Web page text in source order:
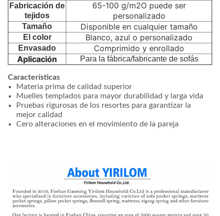
Fabricación de
tejidos
65-100 g/m2O puede ser
personalizado
Tamaño Disponible en cualquier tamaño
El color Blanco, azul o personalizado
Envasado
Comprimido y enrollado
Aplicación
Para la fábrica/fabricante de sofás
Características
Materia prima de calidad superior
Muelles templados para mayor durabilidad y larga vida
Pruebas rigurosas de los resortes para garantizar la
mejor calidad
Cero alteraciones en el movimiento de la pareja